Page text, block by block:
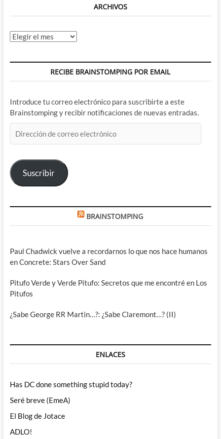
ARCHIVOS
Archivos
RECIBE BRAINSTOMPING POR EMAIL
Introduce tu correo electrónico para suscribirte a este
Brainstomping y recibir notificaciones de nuevas entradas.
de
electrónico
Suscribir
BRAINSTOMPING
Paul Chadwick vuelve a recordarnos lo que nos hace humanos
en Concrete: Stars Over Sand
Pitufo Verde y Verde Pitufo: Secretos que me encontré en Los
Pitufos
¿Sabe George RR Martin…?: ¿Sabe Claremont…? (II)
ENLACES
Has DC done something stupid today?
Seré breve (EmeA)
El Blog de Jotace
ADLO!